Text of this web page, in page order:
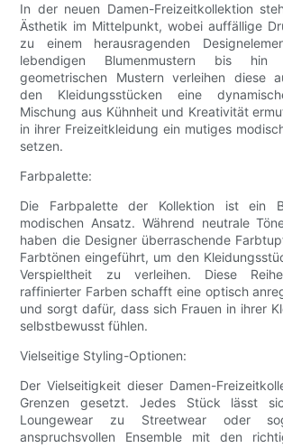
In der neuen Damen-Freizeitkollektion
Ästhetik im Mittelpunkt, wobei auffällige
zu einem herausragenden
lebendigen Blumenmustern bis hin
geometrischen Mustern verleihen diese
den Kleidungsstücken eine
Mischung aus Kühnheit und Kreativität
in ihrer Freizeitkleidung ein mutiges
setzen.
Farbpalette:
Die Farbpalette der Kollektion ist ein
modischen Ansatz. Während neutrale
haben die Designer überraschende
Farbtönen eingeführt, um den
Verspieltheit zu verleihen. Diese
raffinierter Farben schafft eine optisch
und sorgt dafür, dass sich Frauen in ihrer
selbstbewusst fühlen.
Vielseitige Styling-Optionen:
Der Vielseitigkeit dieser Damen-
Grenzen gesetzt. Jedes Stück lässt
Loungewear zu Streetwear oder
anspruchsvollen Ensemble mit den